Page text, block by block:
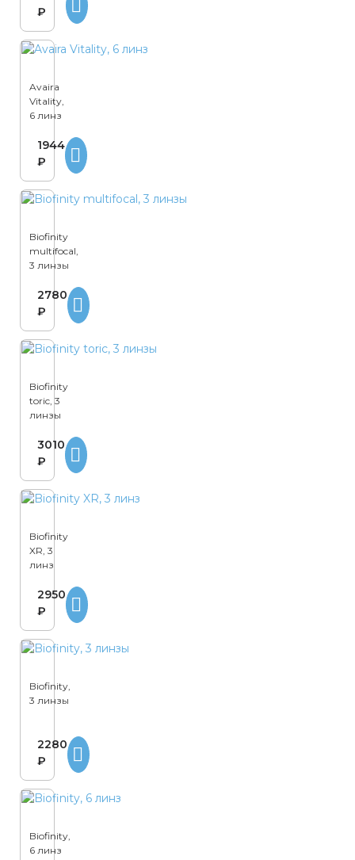
₽
Avaira
Vitality,
6 линз
1944
₽
Biofinity
multifocal,
3 линзы
2780
₽
Biofinity
toric, 3
линзы
3010
₽
Biofinity
XR, 3
линз
2950
₽
Biofinity,
3 линзы
2280
₽
Biofinity,
6 линз